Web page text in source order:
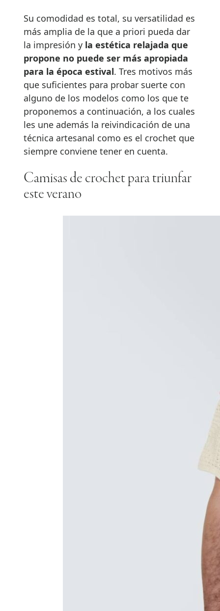
Su comodidad es total, su versatilidad es
más amplia de la que a priori pueda dar
la impresión y la estética relajada que
propone no puede ser más apropiada
para la época estival. Tres motivos más
que suficientes para probar suerte con
alguno de los modelos como los que te
proponemos a continuación, a los cuales
les une además la reivindicación de una
técnica artesanal como es el crochet que
siempre conviene tener en cuenta.
Camisas de crochet para triunfar
este verano